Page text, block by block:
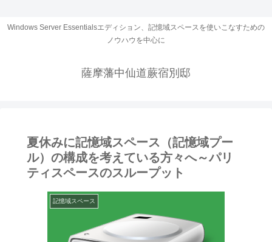
Windows Server Essentialsエディション、記憶域スペースを使いこなすための
ノウハウを中心に
薩摩藩中仙道蕨宿別邸
夏休みに記憶域スペース（記憶域プー
ル）の構成を考えている方々へ～パリ
ティスペースのスループット
記憶域スペース